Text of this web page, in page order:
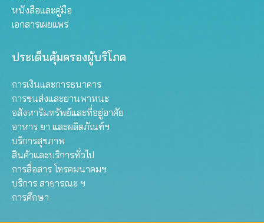
หนังสือและคู่มือ
เอกสารเผยแพร่
ประเด็นคุ้มครองผู้บริโภค
การเงินและการธนาคาร
การขนส่งและยานพาหนะ
อสังหาริมทรัพย์และที่อยู่อาศัย
อาหาร ยา และผลิตภัณฑ์ฯ
บริการสุขภาพ
สินค้าและบริการทั่วไป
การสื่อสาร โทรคมนาคมฯ
บริการ สาธารณะ ฯ
การศึกษา